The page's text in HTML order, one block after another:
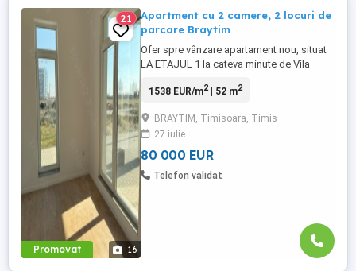
Promovat 16
21
Apartment cu 2 camere, 2 locuri de
parcare Braytim
Ofer spre vânzare apartament nou, situat
LA ETAJUL 1 la cateva minute de Vila
Constructia blocului a fost finalizata anul
astfel: bucatarie, living, dormitor, baie,
terasa generoasa. Imobilul dispune si de
DOUA locuri de parcare ...
1538 EUR/m2| 52 m2
BRAYTIM, Timisoara, Timis
27 iulie
80 000 EUR
Telefon validat